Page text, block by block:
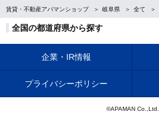
賃貸・不動産アパマンショップ 岐阜県 全て
全国の都道府県から探す
企業・IR情報
プライバシーポリシー
©APAMAN Co.,Ltd.